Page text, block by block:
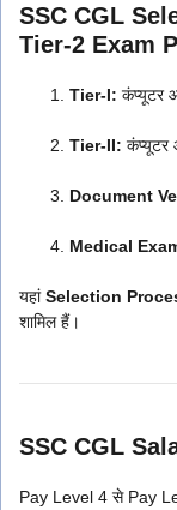
SSC CGL
Tier-2 Exam
Tier-I: कंप्यूटर
Tier-II: कंप्यूटर
Document
Medical
यहांSelection
शामिल हैं।
SSC CGL
Pay Level 4 से Pay